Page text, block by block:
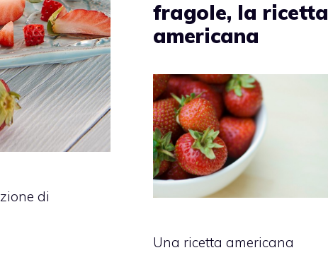
di
fragole, la ricetta
americana
Una ricetta americana